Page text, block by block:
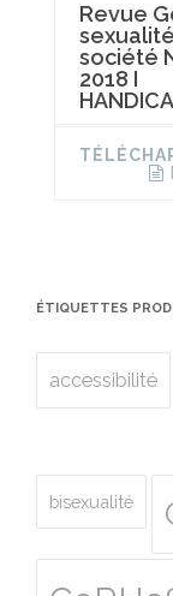
Revue
société
2018 I
ÉTIQUETTES
accessibilité
bisexualité